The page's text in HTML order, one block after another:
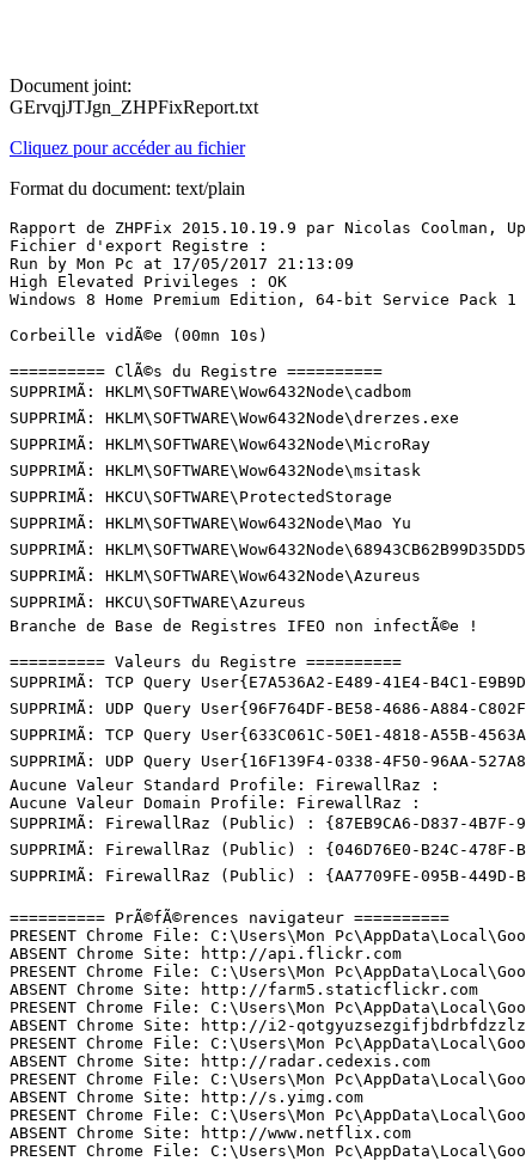
Document joint:
GErvqjJTJgn_ZHPFixReport.txt
Cliquez pour accéder au fichier
Format du document: text/plain
Rapport de ZHPFix 2015.10.19.9 par Nicolas Coolman,
Fichier d'export Registre :
Run by Mon Pc at 17/05/2017 21:13:09
High Elevated Privileges : OK
Windows 8 Home Premium Edition, 64-bit Service Pack 1
Corbeille vidÃ©e (00mn 10s)
========== ClÃ©s du Registre ==========
SUPPRIMÃ: HKLM\SOFTWARE\Wow6432Node\cadbom
SUPPRIMÃ: HKLM\SOFTWARE\Wow6432Node\drerzes.exe
SUPPRIMÃ: HKLM\SOFTWARE\Wow6432Node\MicroRay
SUPPRIMÃ: HKLM\SOFTWARE\Wow6432Node\msitask
SUPPRIMÃ: HKCU\SOFTWARE\ProtectedStorage
SUPPRIMÃ: HKLM\SOFTWARE\Wow6432Node\Mao Yu
SUPPRIMÃ:
SUPPRIMÃ: HKLM\SOFTWARE\Wow6432Node\Azureus
SUPPRIMÃ: HKCU\SOFTWARE\Azureus
Branche de Base de Registres IFEO non infectÃ©e !
========== Valeurs du Registre ==========
SUPPRIMÃ: TCP Query User{E7A536A2-E489-41E4-B4C1-
SUPPRIMÃ: UDP Query User{96F764DF-BE58-4686-A884-
SUPPRIMÃ: TCP Query User{633C061C-50E1-4818-A55B-
SUPPRIMÃ: UDP Query User{16F139F4-0338-4F50-96AA-
Aucune Valeur Standard Profile: FirewallRaz :
Aucune Valeur Domain Profile: FirewallRaz :
SUPPRIMÃ: FirewallRaz (Public) : {87EB9CA6-D837-4B7F-
SUPPRIMÃ: FirewallRaz (Public) : {046D76E0-B24C-478F-
SUPPRIMÃ: FirewallRaz (Public) : {AA7709FE-095B-449D-
========== PrÃ©fÃ©rences navigateur ==========
PRESENT Chrome File: C:\Users\Mon
ABSENT Chrome Site: http://api.flickr.com
PRESENT Chrome File: C:\Users\Mon
ABSENT Chrome Site: http://farm5.staticflickr.com
PRESENT Chrome File: C:\Users\Mon
ABSENT Chrome Site: http://i2-
PRESENT Chrome File: C:\Users\Mon
ABSENT Chrome Site: http://radar.cedexis.com
PRESENT Chrome File: C:\Users\Mon
ABSENT Chrome Site: http://s.yimg.com
PRESENT Chrome File: C:\Users\Mon
ABSENT Chrome Site: http://www.netflix.com
PRESENT Chrome File: C:\Users\Mon